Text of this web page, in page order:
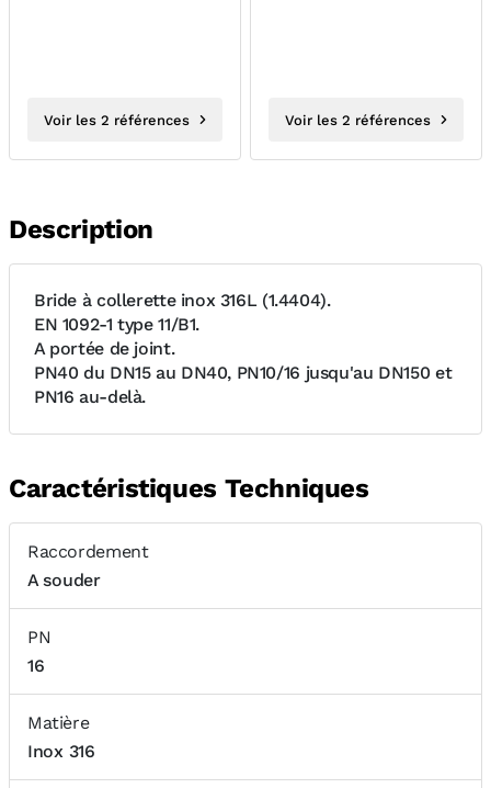
Voir les 2 références Voir les 2 références
Description
Bride à collerette inox 316L (1.4404).
EN 1092-1 type 11/B1.
A portée de joint.
PN40 du DN15 au DN40, PN10/16 jusqu'au DN150 et
PN16 au-delà.
Caractéristiques Techniques
Raccordement
A souder
PN
16
Matière
Inox 316